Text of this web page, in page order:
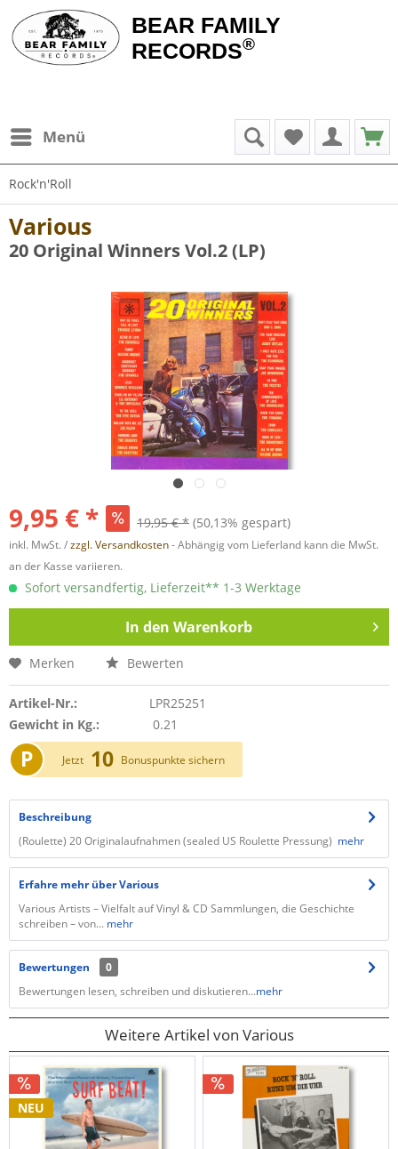
BEAR FAMILY
RECORDS®
Menü
Rock'n'Roll
Various
20 Original Winners Vol.2 (LP)
9,95 € * 19,95 € * (50,13% gespart)
inkl. MwSt. /zzgl. Versandkosten- Abhängig vom Lieferland kann die MwSt.
an der Kasse variieren.
Sofort versandfertig, Lieferzeit** 1-3 Werktage
In den Warenkorb
Merken Bewerten
Artikel-Nr.:
LPR25251
Gewicht in Kg.:
0.21
P Jetzt 10 Bonuspunkte sichern
Beschreibung
(Roulette) 20 Originalaufnahmen (sealed US Roulette Pressung) mehr
Erfahre mehr über Various
Various Artists – Vielfalt auf Vinyl & CD Sammlungen, die Geschichte
schreiben – von... mehr
Bewertungen
0
Bewertungen lesen, schreiben und diskutieren...mehr
Weitere Artikel von Various
NEU